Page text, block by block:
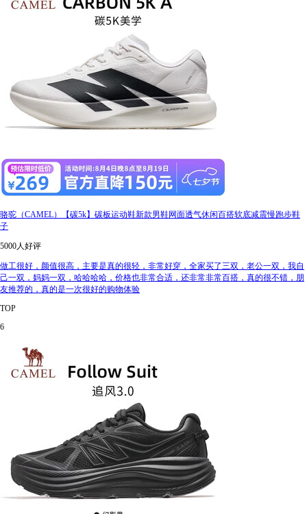
骆驼（CAMEL）【碳5k】碳板运动鞋新款男鞋网面透气休闲百搭软底减震慢跑步鞋
子
5000人好评
做工很好，颜值很高，主要是真的很轻，非常好穿，全家买了三双，老公一双，我自
己一双，妈妈一双，哈哈哈哈，价格也非常合适，还非常非常百搭，真的很不错，朋
友推荐的，真的是一次很好的购物体验
TOP
6